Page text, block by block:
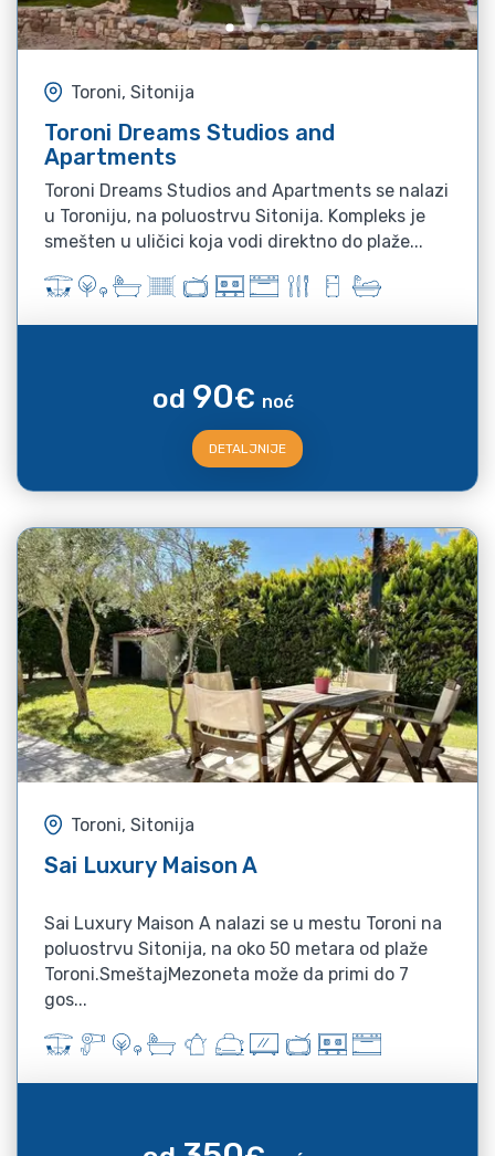
Toroni, Sitonija
Toroni Dreams Studios and
Apartments
Toroni Dreams Studios and Apartments se nalazi
u Toroniju, na poluostrvu Sitonija. Kompleks je
smešten u uličici koja vodi direktno do plaže...
od 90€ noć
DETALJNIJE
Toroni, Sitonija
Sai Luxury Maison A
Sai Luxury Maison A nalazi se u mestu Toroni na
poluostrvu Sitonija, na oko 50 metara od plaže
Toroni.SmeštajMezoneta može da primi do 7
gos...